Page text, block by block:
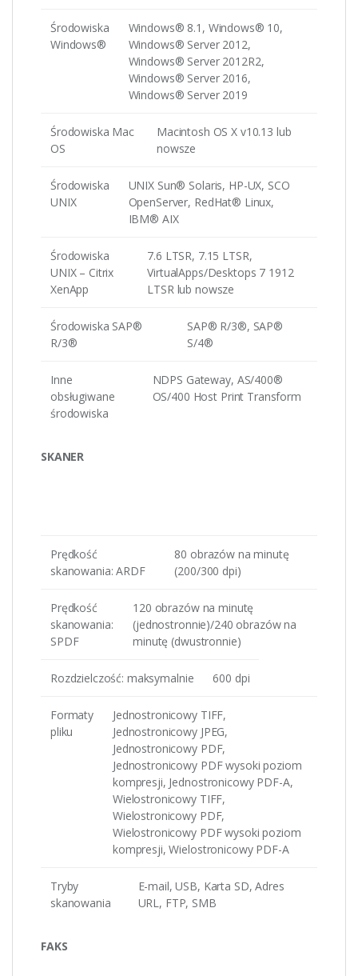
Środowiska
Windows®
Windows® 8.1, Windows® 10,
Windows® Server 2012,
Windows® Server 2012R2,
Windows® Server 2016,
Windows® Server 2019
Środowiska Mac
OS
Macintosh OS X v10.13 lub
nowsze
Środowiska
UNIX
UNIX Sun® Solaris, HP-UX, SCO
OpenServer, RedHat® Linux,
IBM® AIX
Środowiska
UNIX – Citrix
XenApp
7.6 LTSR, 7.15 LTSR,
VirtualApps/Desktops 7 1912
LTSR lub nowsze
Środowiska SAP®
R/3®
SAP® R/3®, SAP®
S/4®
Inne
obsługiwane
środowiska
NDPS Gateway, AS/400®
OS/400 Host Print Transform
SKANER
Prędkość
skanowania: ARDF
80 obrazów na minutę
(200/300 dpi)
Prędkość
skanowania:
SPDF
120 obrazów na minutę
(jednostronnie)/240 obrazów na
minutę (dwustronnie)
Rozdzielczość: maksymalnie 600 dpi
Formaty
pliku
Jednostronicowy TIFF,
Jednostronicowy JPEG,
Jednostronicowy PDF,
Jednostronicowy PDF wysoki poziom
kompresji, Jednostronicowy PDF-A,
Wielostronicowy TIFF,
Wielostronicowy PDF,
Wielostronicowy PDF wysoki poziom
kompresji, Wielostronicowy PDF-A
Tryby
skanowania
E-mail, USB, Karta SD, Adres
URL, FTP, SMB
FAKS